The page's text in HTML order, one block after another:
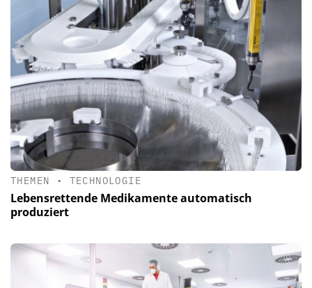
THEMEN • TECHNOLOGIE
Lebensrettende Medikamente automatisch
produziert